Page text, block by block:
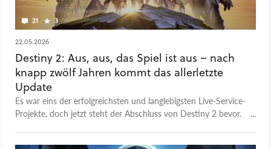
21 3
22.05.2026
Destiny 2: Aus, aus, das Spiel ist aus – nach
knapp zwölf Jahren kommt das allerletzte
Update
Es war eins der erfolgreichsten und langlebigsten Live-Service-
Projekte, doch jetzt steht der Abschluss von Destiny 2 bevor.